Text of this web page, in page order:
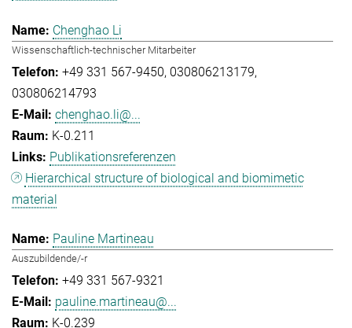
Chenghao Li
Wissenschaftlich-technischer Mitarbeiter
+49 331 567-9450 030806213179
030806214793
chenghao.li@...
K-0.211
Publikationsreferenzen
Hierarchical structure of biological and biomimetic
material
Pauline Martineau
Auszubildende/-r
+49 331 567-9321
pauline.martineau@...
K-0.239